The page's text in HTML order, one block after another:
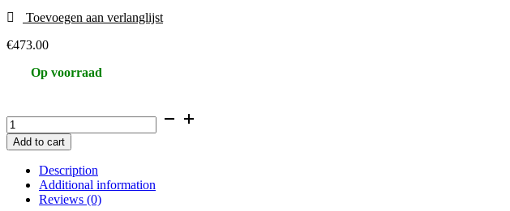
Toevoegen aan verlanglijst
€473.00
Op voorraad
Douchebak
van
massief
(solid
stone)
1480BG
Add to cart
Description
Additional information
Reviews (0)